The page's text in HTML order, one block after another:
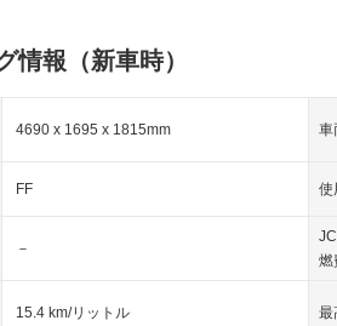
情報（新車時）
4690 x 1695 x 1815mm 車
FF 使
－
燃
15.4 km/リットル 最